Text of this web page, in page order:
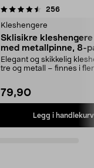
256
Kleshengere
Sklisikre
med metallpinne, 8-
Elegant og skikkelig
tre og metall – finnes i
79,90
Legg i handlekurv
4.5av 5 stjerner